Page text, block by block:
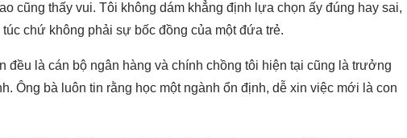
cũng thấy vui. Tôi không dám khẳng định lựa chọn ấy đúng hay sai,
chứ không phải sự bốc đồng của một đứa trẻ.
đều là cán bộ ngân hàng và chính chồng tôi hiện tại cũng là trưởng
Ông bà luôn tin rằng học một ngành ổn định, dễ xin việc mới là con